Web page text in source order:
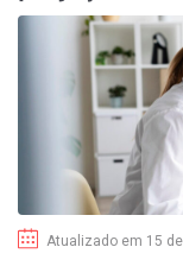
Atualizado em 15